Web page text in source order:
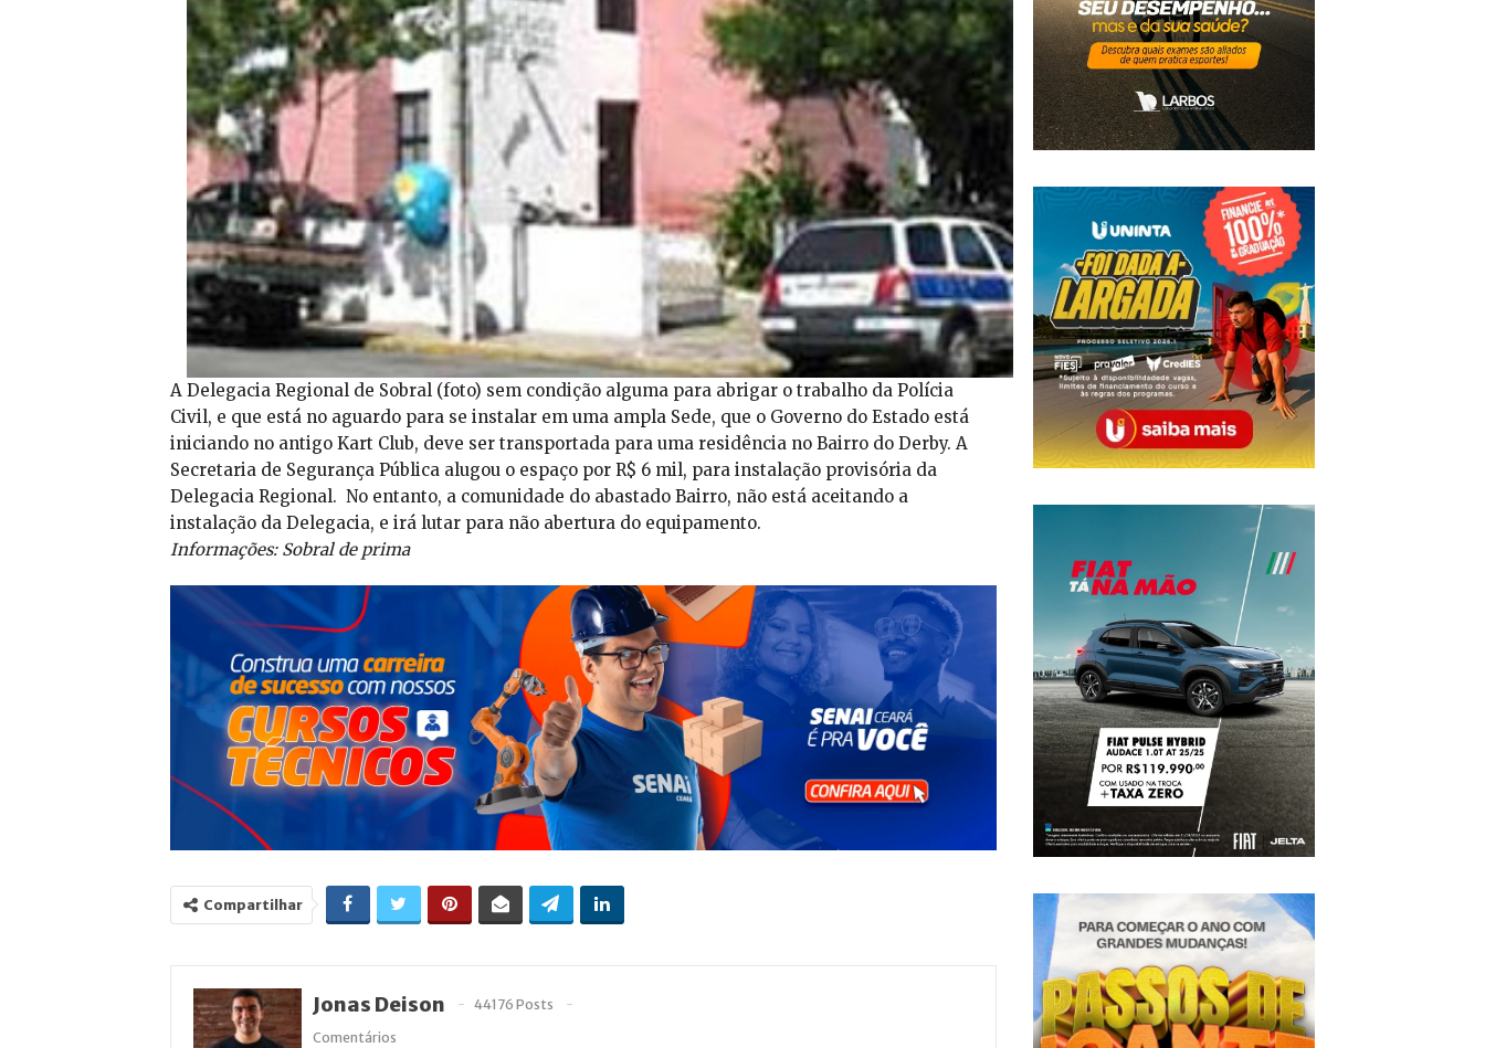
A Delegacia Regional de Sobral (foto) sem condição alguma para abrigar o trabalho da Polícia
Civil, e que está no aguardo para se instalar em uma ampla Sede, que o Governo do Estado está
iniciando no antigo Kart Club, deve ser transportada para uma residência no Bairro do Derby. A
Secretaria de Segurança Pública alugou o espaço por R$ 6 mil, para instalação provisória da
Delegacia Regional. No entanto, a comunidade do abastado Bairro, não está aceitando a
instalação da Delegacia, e irá lutar para não abertura do equipamento.
Informações: Sobral de prima
Compartilhar
Jonas Deison
44176 Posts
Comentários